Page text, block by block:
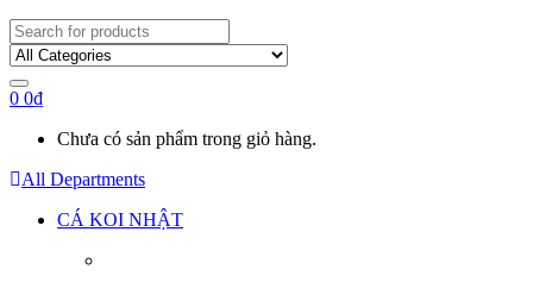
Search
for:
0 0₫
Chưa có sản phẩm trong giỏ hàng.
All Departments
CÁ KOI NHẬT